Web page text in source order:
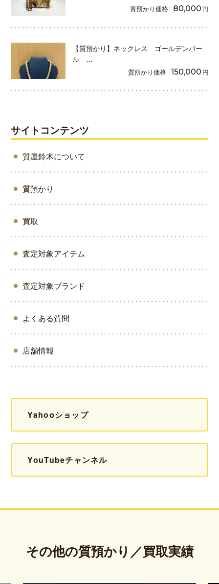
質預かり価格 80,000 円
【質預かり】ネックレス ゴールデンパー
ル …
質預かり価格 150,000 円
サイトコンテンツ
質屋鈴木について
質預かり
買取
査定対象アイテム
査定対象ブランド
よくある質問
店舗情報
Yahooショップ
YouTubeチャンネル
その他の質預かり／買取実績